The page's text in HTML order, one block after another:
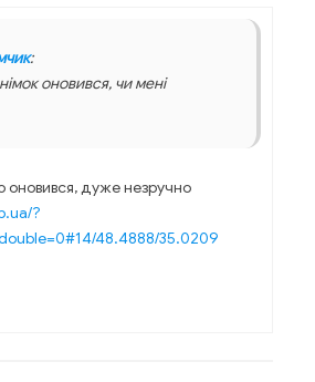
:
оновився, чи мені
оновився, дуже незручно
?
48.4888/35.0209